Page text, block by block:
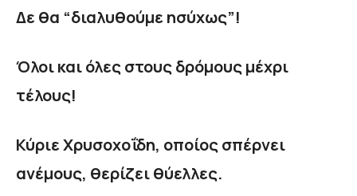
Δε θα “διαλυθούμε ησύχως”!
Όλοι και όλες στους δρόμους μέχρι
τέλους!
Κύριε Χρυσοχοΐδη, οποίος σπέρνει
ανέμους, θερίζει θύελλες.